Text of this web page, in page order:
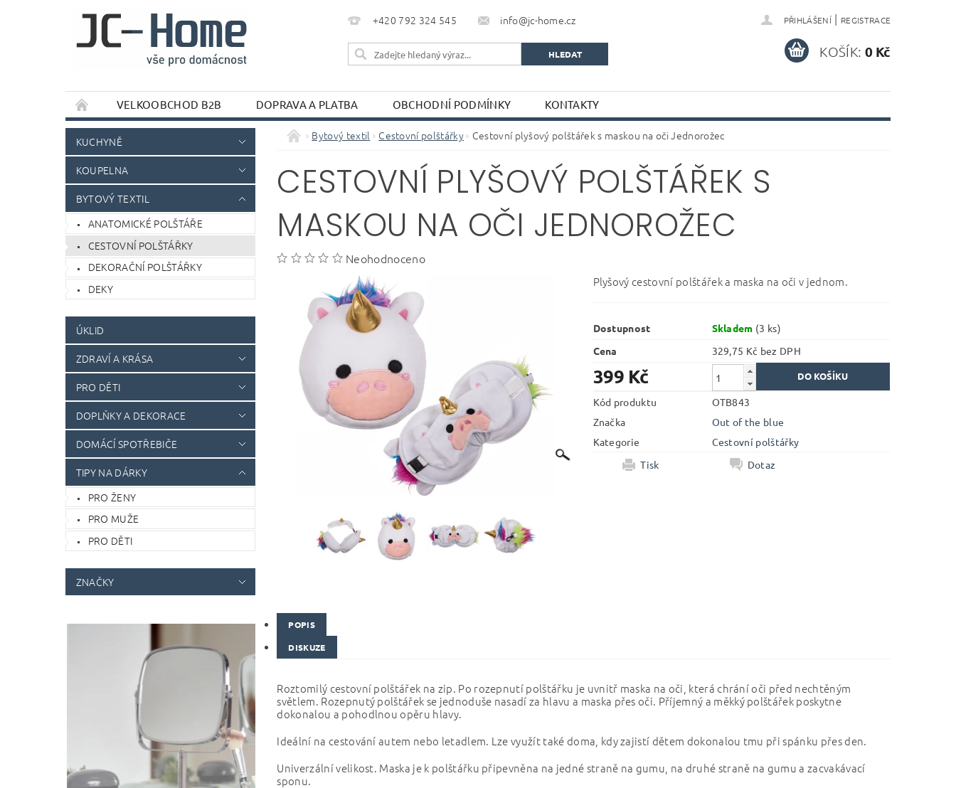
+420 792 324 545 info@jc-home.cz PŘIHLÁŠENÍ | REGISTRACE
KOŠÍK: 0 Kč
VELKOOBCHOD B2B DOPRAVA A PLATBA OBCHODNÍ PODMÍNKY KONTAKTY
KUCHYNĚ
KOUPELNA
BYTOVÝ TEXTIL
ANATOMICKÉ POLŠTÁŘE
CESTOVNÍ POLŠTÁŘKY
DEKORAČNÍ POLŠTÁŘKY
DEKY
ÚKLID
ZDRAVÍ A KRÁSA
PRO DĚTI
DOPLŇKY A DEKORACE
DOMÁCÍ SPOTŘEBIČE
TIPY NA DÁRKY
PRO ŽENY
PRO MUŽE
PRO DĚTI
ZNAČKY
Bytový textil Cestovní polštářky Cestovní plyšový polštářek s maskou na oči Jednorožec
CESTOVNÍ PLYŠOVÝ POLŠTÁŘEK S
MASKOU NA OČI JEDNOROŽEC
Neohodnoceno
Plyšový cestovní polštářek a maska na oči v jednom.
Dostupnost Skladem (3 ks)
Cena
329,75 Kč bez DPH
399 Kč
Kód produktu
OTB843
Značka
Out of the blue
Kategorie
Cestovní polštářky
Tisk
Dotaz
POPIS
DISKUZE
Roztomilý cestovní polštářek na zip. Po rozepnutí polštářku je uvnitř maska na oči, která chrání oči před nechtěným
světlem. Rozepnutý polštářek se jednoduše nasadí za hlavu a maska přes oči. Příjemný a měkký polštářek poskytne
dokonalou a pohodlnou opěru hlavy.
Ideální na cestování autem nebo letadlem. Lze využít také doma, kdy zajistí dětem dokonalou tmu při spánku přes den.
Univerzální velikost. Maska je k polštářku připevněna na jedné straně na gumu, na druhé straně na gumu a zacvakávací
sponu.